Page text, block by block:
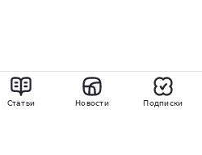
Статьи Новости Подписки